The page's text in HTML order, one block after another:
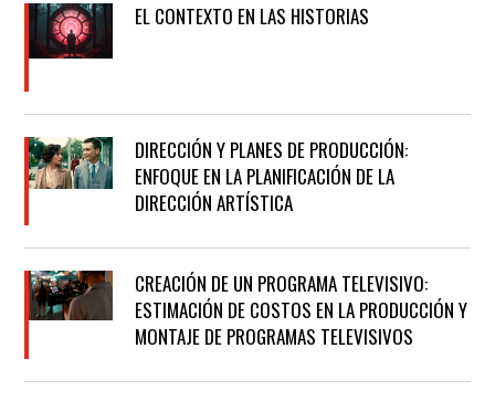
EL CONTEXTO EN LAS HISTORIAS
DIRECCIÓN Y PLANES DE PRODUCCIÓN:
ENFOQUE EN LA PLANIFICACIÓN DE LA
DIRECCIÓN ARTÍSTICA
CREACIÓN DE UN PROGRAMA TELEVISIVO:
ESTIMACIÓN DE COSTOS EN LA PRODUCCIÓN Y
MONTAJE DE PROGRAMAS TELEVISIVOS